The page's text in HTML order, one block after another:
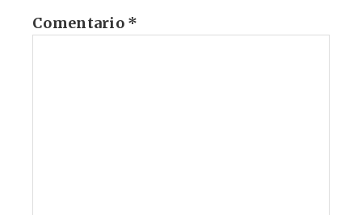
Comentario *